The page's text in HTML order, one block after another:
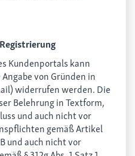
Kundenportals kann
von Gründen in
widerrufen werden. Die
Belehrung in Textform,
und auch nicht vor
gemäß Artikel
und auch nicht vor